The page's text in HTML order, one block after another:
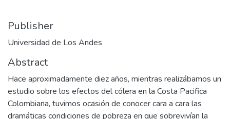
Publisher
Universidad de Los Andes
Abstract
Hace aproximadamente diez años, mientras realizábamos un
estudio sobre los efectos del cólera en la Costa Pacifica
Colombiana, tuvimos ocasión de conocer cara a cara las
dramáticas condiciones de pobreza en que sobrevivían la